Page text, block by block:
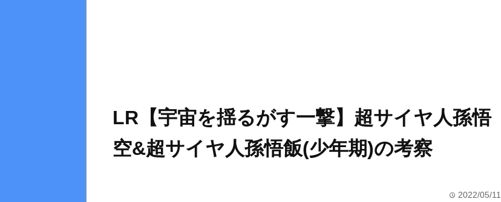
LR【宇宙を揺るがす一撃】超サイヤ人孫悟
空&超サイヤ人孫悟飯(少年期)の考察
time 2022/05/11